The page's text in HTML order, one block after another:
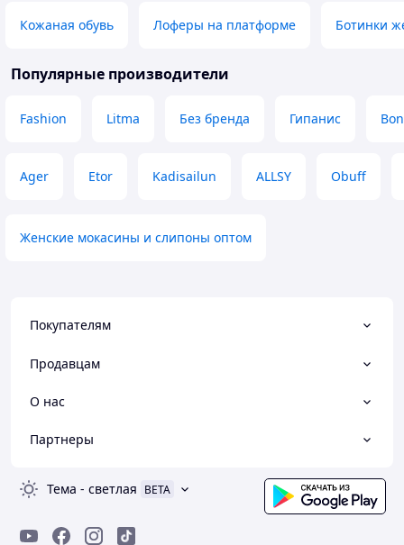
Кожаная обувь Лоферы на платформе Ботинки
Популярные производители
Fashion Litma Без бренда Гипанис
Ager Etor Kadisailun ALLSY Obuff
Женские мокасины и слипоны оптом
Покупателям
Продавцам
О нас
Партнеры
Тема - светлая BETA